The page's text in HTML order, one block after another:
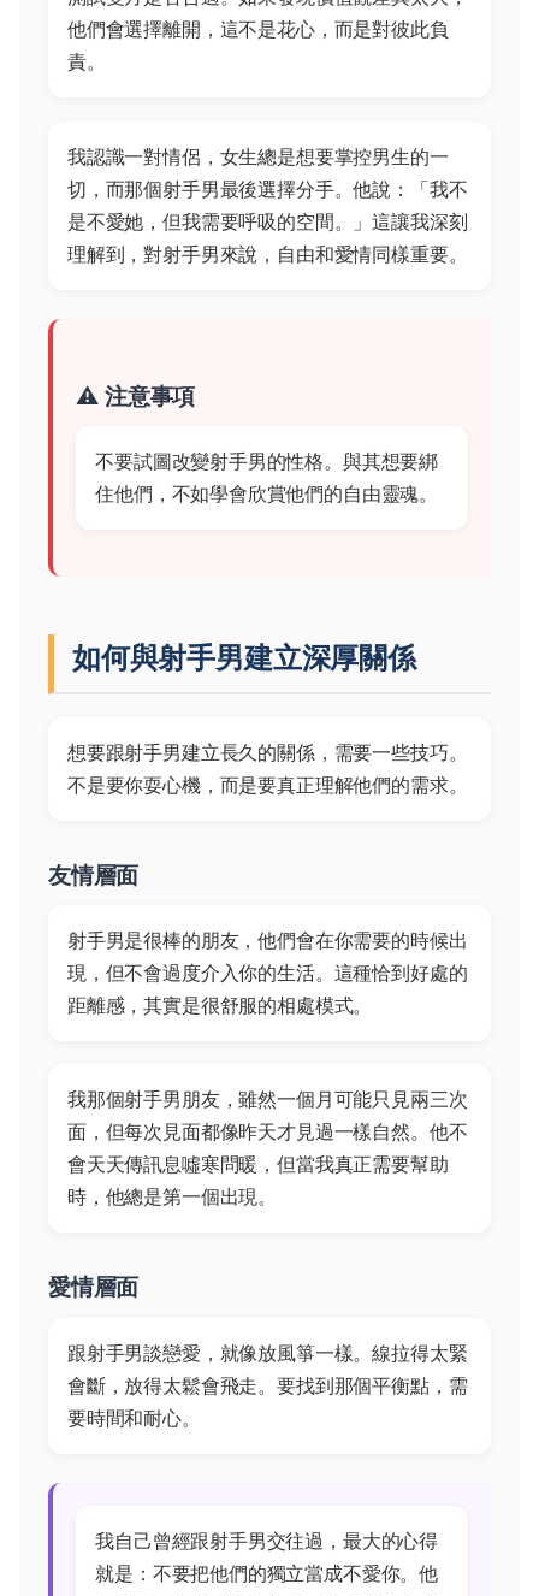
他們會選擇離開，這不是花心，而是對彼此負
責。
我認識一對情侶，女生總是想要掌控男生的一
切，而那個射手男最後選擇分手。他說：「我不
是不愛她，但我需要呼吸的空間。」這讓我深刻
理解到，對射手男來說，自由和愛情同樣重要。
⚠️ 注意事項
不要試圖改變射手男的性格。與其想要綁
住他們，不如學會欣賞他們的自由靈魂。
如何與射手男建立深厚關係
想要跟射手男建立長久的關係，需要一些技巧。
不是要你耍心機，而是要真正理解他們的需求。
友情層面
射手男是很棒的朋友，他們會在你需要的時候出
現，但不會過度介入你的生活。這種恰到好處的
距離感，其實是很舒服的相處模式。
我那個射手男朋友，雖然一個月可能只見兩三次
面，但每次見面都像昨天才見過一樣自然。他不
會天天傳訊息噓寒問暖，但當我真正需要幫助
時，他總是第一個出現。
愛情層面
跟射手男談戀愛，就像放風箏一樣。線拉得太緊
會斷，放得太鬆會飛走。要找到那個平衡點，需
要時間和耐心。
我自己曾經跟射手男交往過，最大的心得
就是：不要把他們的獨立當成不愛你。他